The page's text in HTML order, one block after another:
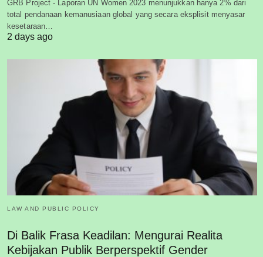
GRB Project - Laporan UN Women 2023 menunjukkan hanya 2% dari
total pendanaan kemanusiaan global yang secara eksplisit menyasar
kesetaraan…
2 days ago
LAW AND PUBLIC POLICY
Di Balik Frasa Keadilan: Mengurai Realita
Kebijakan Publik Berperspektif Gender